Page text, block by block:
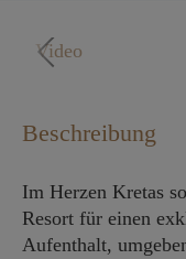
Video
Beschreibung
Im Herzen Kretas
Resort für einen
Aufenthalt,